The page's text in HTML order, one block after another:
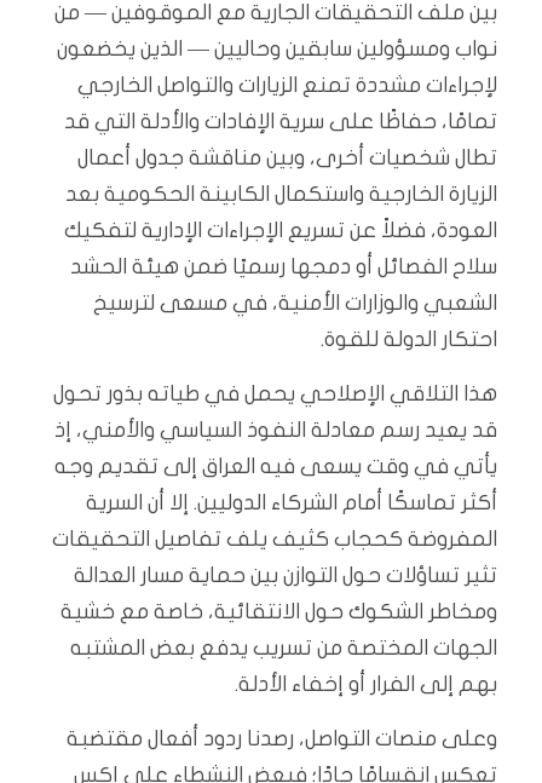
بين ملف التحقيقات الجارية مع الموقوفين — من
نواب ومسؤولين سابقين وحاليين — الذين يخضعون
لإجراءات مشددة تمنع الزيارات والتواصل الخارجي
تمامًا، حفاظًا على سرية الإفادات والأدلة التي قد
تطال شخصيات أخرى، وبين مناقشة جدول أعمال
الزيارة الخارجية واستكمال الكابينة الحكومية بعد
العودة، فضلاً عن تسريع الإجراءات الإدارية لتفكيك
سلاح الفصائل أو دمجها رسميًا ضمن هيئة الحشد
الشعبي والوزارات الأمنية، في مسعى لترسيخ
احتكار الدولة للقوة.
هذا التلاقي الإصلاحي يحمل في طياته بذور تحول
قد يعيد رسم معادلة النفوذ السياسي والأمني، إذ
يأتي في وقت يسعى فيه العراق إلى تقديم وجه
أكثر تماسكًا أمام الشركاء الدوليين. إلا أن السرية
المفروضة كحجاب كثيف يلف تفاصيل التحقيقات
تثير تساؤلات حول التوازن بين حماية مسار العدالة
ومخاطر الشكوك حول الانتقائية، خاصة مع خشية
الجهات المختصة من تسريب يدفع بعض المشتبه
بهم إلى الفرار أو إخفاء الأدلة.
وعلى منصات التواصل، رصدنا ردود أفعال مقتضبة
تعكس انقسامًا حادًا؛ فبعض النشطاء على إكس